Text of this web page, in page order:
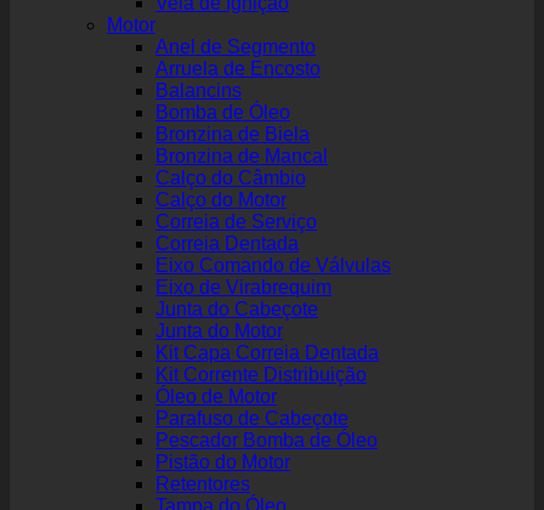
Motor
Anel de Segmento
Arruela de Encosto
Balancins
Bomba de Óleo
Bronzina de Biela
Bronzina de Mancal
Calço do Câmbio
Calço do Motor
Correia de Serviço
Correia Dentada
Eixo Comando de Válvulas
Eixo de Virabrequim
Junta do Cabeçote
Junta do Motor
Kit Capa Correia Dentada
Kit Corrente Distribuição
Óleo de Motor
Parafuso de Cabeçote
Pescador Bomba de Óleo
Pistão do Motor
Retentores
Tampa do Óleo